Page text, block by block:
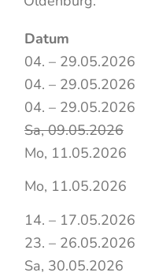
Datum
04. – 29.05.2026
04. – 29.05.2026
04. – 29.05.2026
Sa, 09.05.2026
Mo, 11.05.2026
Mo, 11.05.2026
14. – 17.05.2026
23. – 26.05.2026
Sa, 30.05.2026